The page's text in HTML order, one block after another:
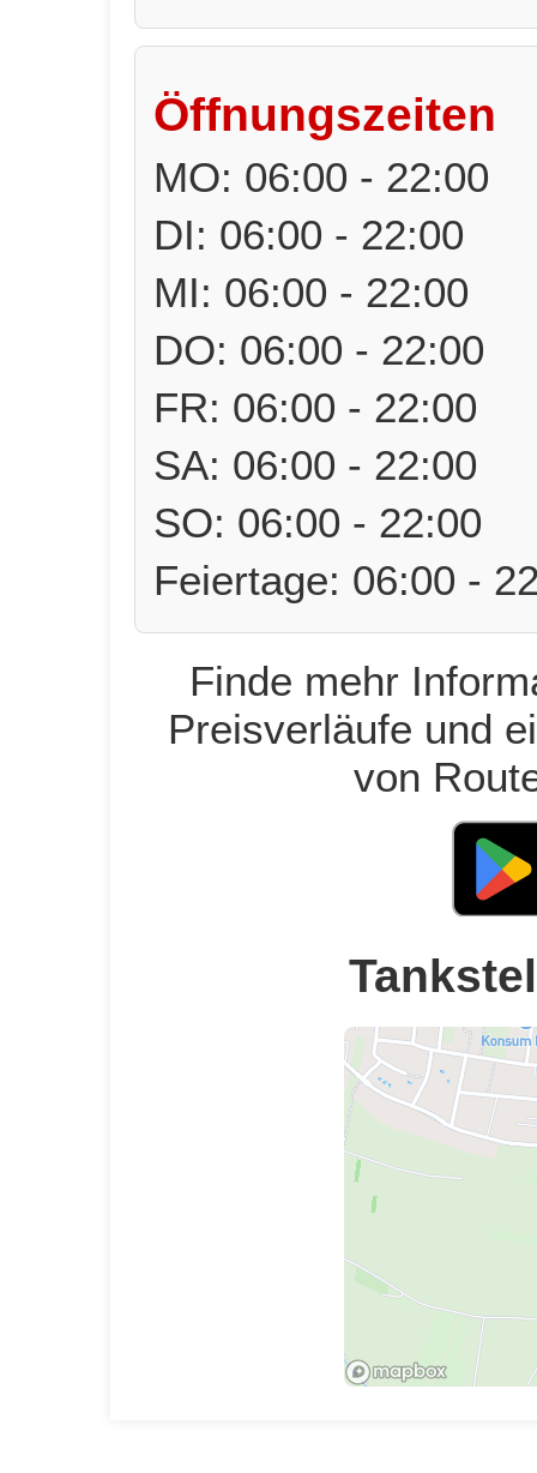
Öffnungszeiten
MO: 06:00 - 22:00
DI: 06:00 - 22:00
MI: 06:00 - 22:00
DO: 06:00 - 22:00
FR: 06:00 - 22:00
SA: 06:00 - 22:00
SO: 06:00 - 22:00
Feiertage: 06:00 -
Finde mehr
Preisverläufe und
von